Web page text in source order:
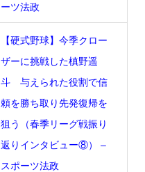
ーツ法政
【硬式野球】今季クロー
ザーに挑戦した槙野遥
斗 与えられた役割で信
頼を勝ち取り先発復帰を
狙う（春季リーグ戦振り
返りインタビュー⑧） –
スポーツ法政